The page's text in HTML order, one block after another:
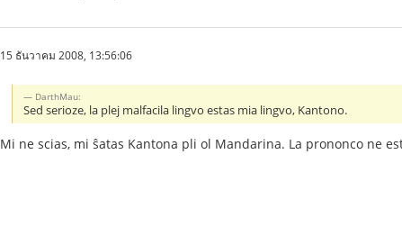
15 ธันวาคม 2008, 13:56:06
DarthMau:
Sed serioze, la plej malfacila lingvo estas mia lingvo, Kantono.
Mi ne scias, mi ŝatas Kantona pli ol Mandarina. La prononco ne